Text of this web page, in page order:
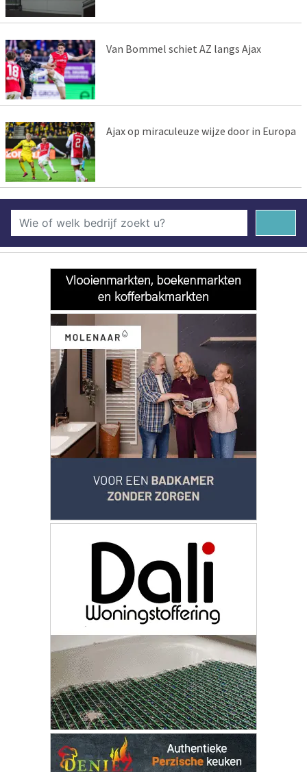
Van Bommel schiet AZ langs Ajax
Ajax op miraculeuze wijze door in Europa